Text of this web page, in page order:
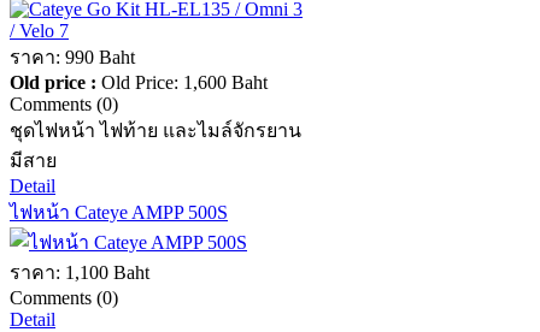
ราคา: 990 Baht
Old price : Old Price: 1,600 Baht
Comments (0)
ชุดไฟหน้า ไฟท้าย และไมล์จักรยาน
มีสาย
Detail
ไฟหน้า Cateye AMPP 500S
ราคา: 1,100 Baht
Comments (0)
Detail